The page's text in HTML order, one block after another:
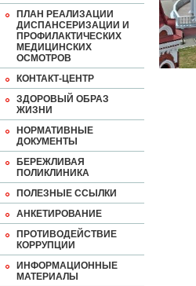
ПЛАН РЕАЛИЗАЦИИ
ДИСПАНСЕРИЗАЦИИ И
ПРОФИЛАКТИЧЕСКИХ
МЕДИЦИНСКИХ
ОСМОТРОВ
КОНТАКТ-ЦЕНТР
ЗДОРОВЫЙ ОБРАЗ
ЖИЗНИ
НОРМАТИВНЫЕ
ДОКУМЕНТЫ
БЕРЕЖЛИВАЯ
ПОЛИКЛИНИКА
ПОЛЕЗНЫЕ ССЫЛКИ
АНКЕТИРОВАНИЕ
ПРОТИВОДЕЙСТВИЕ
КОРРУПЦИИ
ИНФОРМАЦИОННЫЕ
МАТЕРИАЛЫ